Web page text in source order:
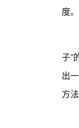
度。
子”
出
方法